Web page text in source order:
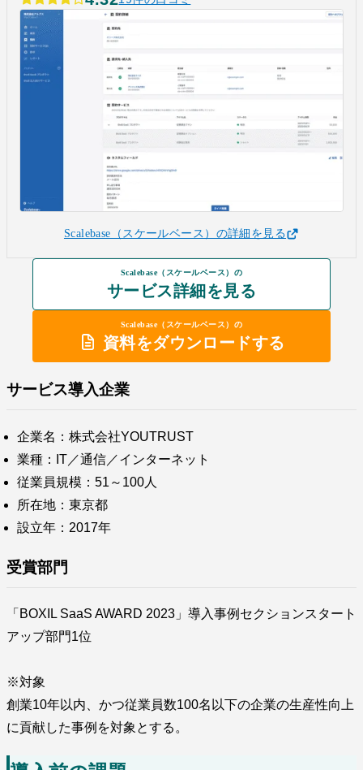
Scalebase（スケールベース）の詳細を見る
Scalebase（スケールベース）の
サービス詳細を見る
Scalebase（スケールベース）の
資料をダウンロードする
サービス導入企業
企業名：株式会社YOUTRUST
業種：IT／通信／インターネット
従業員規模：51～100人
所在地：東京都
設立年：2017年
受賞部門
「BOXIL SaaS AWARD 2023」導入事例セクションスタート
アップ部門1位
※対象
創業10年以内、かつ従業員数100名以下の企業の生産性向上
に貢献した事例を対象とする。